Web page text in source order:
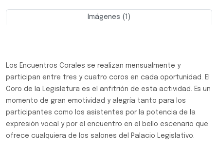
Imágenes (1)
Los Encuentros Corales se realizan mensualmente y
participan entre tres y cuatro coros en cada oportunidad. El
Coro de la Legislatura es el anfitrión de esta actividad. Es un
momento de gran emotividad y alegría tanto para los
participantes como los asistentes por la potencia de la
expresión vocal y por el encuentro en el bello escenario que
ofrece cualquiera de los salones del Palacio Legislativo.